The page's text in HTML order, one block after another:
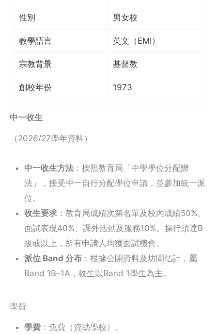
性別 男女校
教學語言 英文（EMI）
宗教背景 基督教
創校年份 1973
中一收生
（2026/27學年資料）
中一收生方法 ：按照教育局「中學學位分配辦
法」，接受中一自行分配學位申請，並參加統一派
位。
收生要求 ：教育局成績次第名單及校內成績50%、
面試表現40%、課外活動及服務10%。操行須達B
級或以上，所有申請人均獲面試機會。
派位 Band 分布 ：根據公開資料及坊間估計，屬
Band 1B–1A，收生以Band 1學生為主。
學費
學費 ：免費（資助學校）。